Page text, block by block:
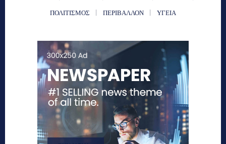
ΠΟΛΙΤΙΣΜΟΣ
ΠΕΡΙΒΑΛΛΟΝ ΥΓΕΙΑ